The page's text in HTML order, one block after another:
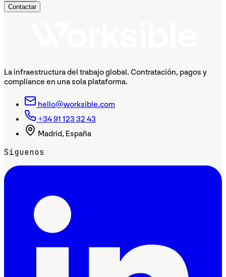
Contactar
La infraestructura del trabajo global. Contratación, pagos y
compliance en una sola plataforma.
hello@worksible.com
+34 91 123 32 43
Madrid, España
Síguenos